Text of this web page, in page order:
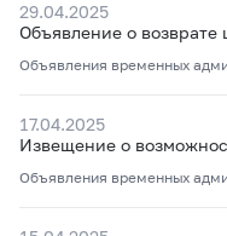
29.04.2025
Объявление о возврате
Объявления временных
17.04.2025
Извещение о
Объявления временных